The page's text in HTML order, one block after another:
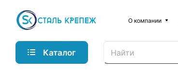
О компании
Каталог